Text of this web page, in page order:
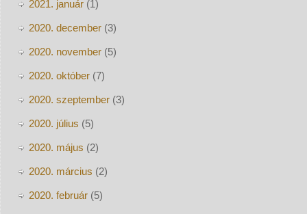
2021. január(1)
2020. december(3)
2020. november(5)
2020. október(7)
2020. szeptember(3)
2020. július (5)
2020. május (2)
2020. március (2)
2020. február(5)